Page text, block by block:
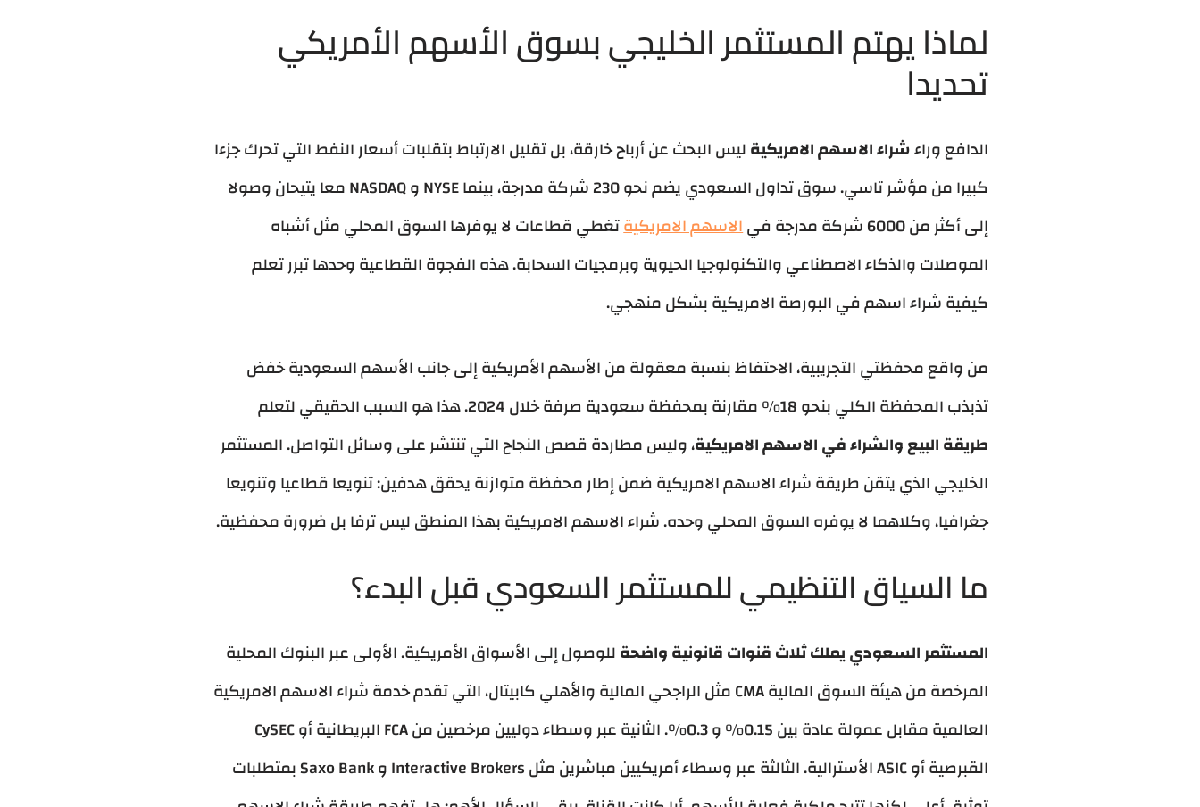
لماذا يهتم المستثمر الخليجي بسوق الأسهم الأمريكي
تحديدا
الدافع وراءشراء الاسهم الامريكيةليس البحث عن أرباح خارقة، بل تقليل الارتباط بتقلبات أسعار النفط التي تحرك جزءا
كبيرا من مؤشر تاسي. سوق تداول السعودي يضم نحو 230 شركة مدرجة، بينما NYSE و NASDAQ معا يتيحان وصولا
إلى أكثر من 6000 شركة مدرجة في
الاسهم الامريكيةتغطي قطاعات لا يوفرها السوق المحلي مثل أشباه
الموصلات والذكاء الاصطناعي والتكنولوجيا الحيوية وبرمجيات السحابة. هذه الفجوة القطاعية وحدها تبرر تعلم
كيفية شراء اسهم في البورصة الامريكية بشكل منهجي.
من واقع محفظتي التجريبية، الاحتفاظ بنسبة معقولة من الأسهم الأمريكية إلى جانب الأسهم السعودية خفض
تذبذب المحفظة الكلي بنحو 18% مقارنة بمحفظة سعودية صرفة خلال 2024. هذا هو السبب الحقيقي لتعلم
طريقة البيع والشراء في الاسهم الامريكية، وليس مطاردة قصص النجاح التي تنتشر على وسائل التواصل. المستثمر
الخليجي الذي يتقن طريقة شراء الاسهم الامريكية ضمن إطار محفظة متوازنة يحقق هدفين: تنويعا قطاعيا وتنويعا
جغرافيا، وكلاهما لا يوفره السوق المحلي وحده. شراء الاسهم الامريكية بهذا المنطق ليس ترفا بل ضرورة محفظية.
ما السياق التنظيمي للمستثمر السعودي قبل البدء؟
المستثمر السعودي يملك ثلاث قنوات قانونية واضحةللوصول إلى الأسواق الأمريكية. الأولى عبر البنوك المحلية
المرخصة من هيئة السوق المالية CMA مثل الراجحي المالية والأهلي كابيتال، التي تقدم خدمة شراء الاسهم الامريكية
العالمية مقابل عمولة عادة بين 0.15% و 0.3%. الثانية عبر وسطاء دوليين مرخصين من FCA البريطانية أو CySEC
القبرصية أو ASIC الأسترالية. الثالثة عبر وسطاء أمريكيين مباشرين مثل Interactive Brokers و Saxo Bank بمتطلبات